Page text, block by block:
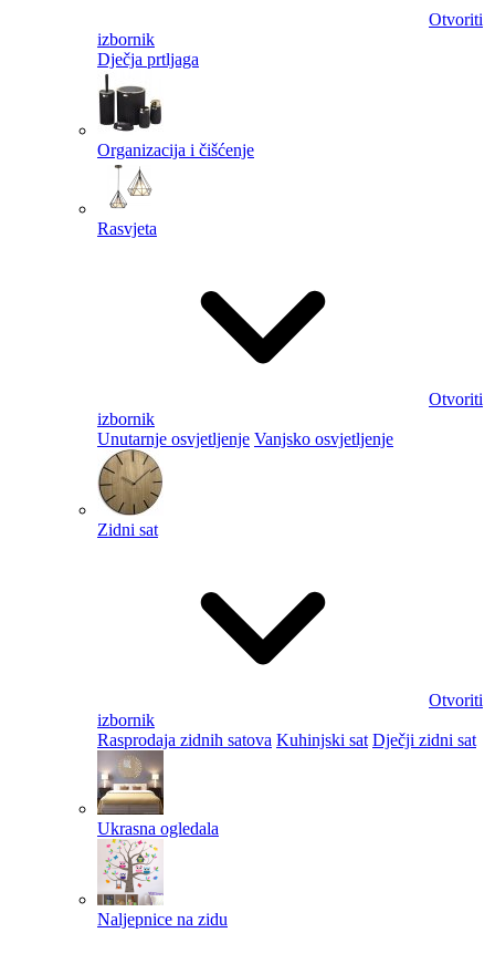
Otvoriti
izbornik
Dječja prtljaga
Organizacija i čišćenje
Rasvjeta
Otvoriti
izbornik
Unutarnje osvjetljenje Vanjsko osvjetljenje
Zidni sat
Otvoriti
izbornik
Rasprodaja zidnih satova Kuhinjski sat Dječji zidni sat
Ukrasna ogledala
Naljepnice na zidu